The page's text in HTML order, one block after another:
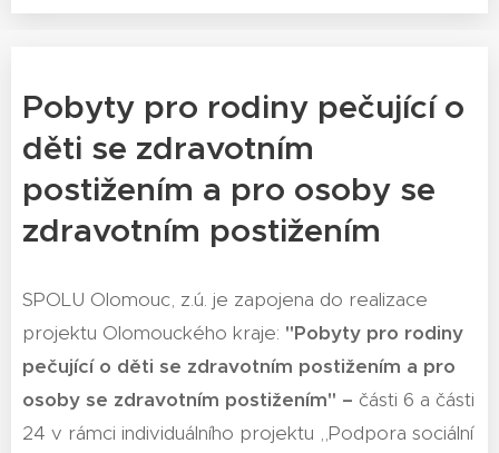
Pobyty pro rodiny pečující o
děti se zdravotním
postižením a pro osoby se
zdravotním postižením
SPOLU Olomouc, z.ú. je zapojena do realizace
projektu Olomouckého kraje: "Pobyty pro rodiny
pečující o děti se zdravotním postižením a pro
osoby se zdravotním postižením" – části 6 a části
24 v rámci individuálního projektu ,,Podpora sociální